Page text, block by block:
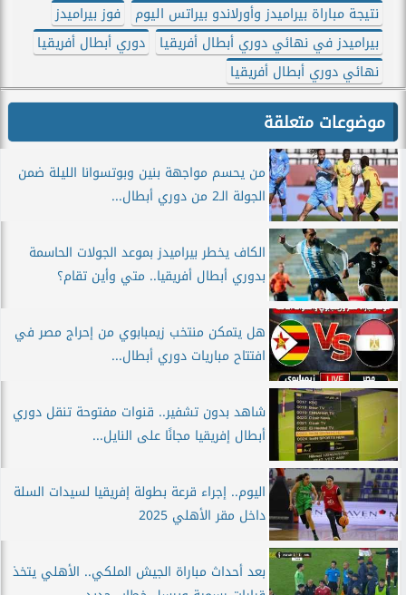
نتيجة مباراة بيراميدز وأورلاندو بيراتس اليوم
فوز بيراميدز
بيراميدز في نهائي دوري أبطال أفريقيا
دوري أبطال أفريقيا
نهائي دوري أبطال أفريقيا
موضوعات متعلقة
من يحسم مواجهة بنين وبوتسوانا الليلة ضمن
الجولة الـ2 من دوري أبطال...
الكاف يخطر بيراميدز بموعد الجولات الحاسمة
بدوري أبطال أفريقيا.. متي وأين تقام؟
هل يتمكن منتخب زيمبابوي من إحراج مصر في
افتتاح مباريات دوري أبطال...
شاهد بدون تشفير.. قنوات مفتوحة تنقل دوري
أبطال إفريقيا مجانًا على النايل...
اليوم.. إجراء قرعة بطولة إفريقيا لسيدات السلة
داخل مقر الأهلي 2025
بعد أحداث مباراة الجيش الملكي.. الأهلي يتخذ